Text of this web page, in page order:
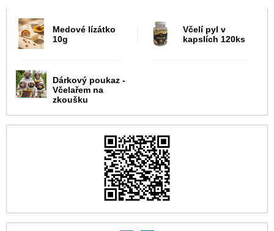
Medové lízátko
10g
Včelí pyl v
kapslích 120ks
Dárkový poukaz -
Včelařem na
zkoušku